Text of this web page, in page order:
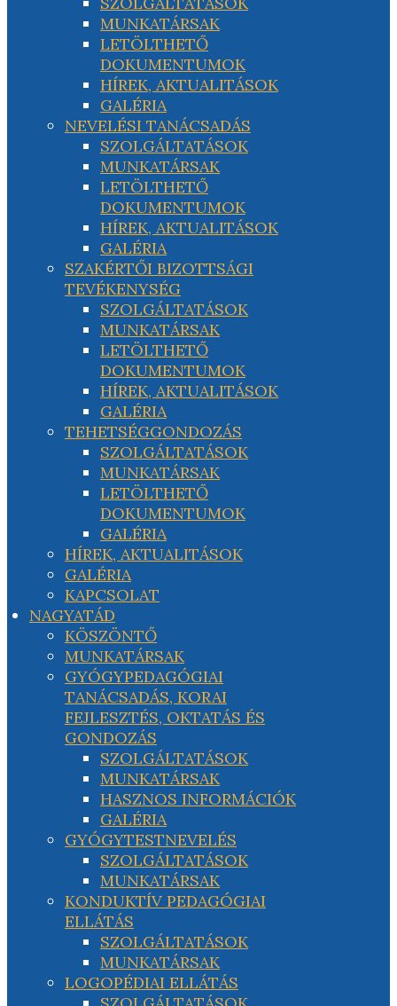
MUNKATÁRSAK
LETÖLTHETŐ
DOKUMENTUMOK
HÍREK, AKTUALITÁSOK
GALÉRIA
NEVELÉSI TANÁCSADÁS
SZOLGÁLTATÁSOK
MUNKATÁRSAK
LETÖLTHETŐ
DOKUMENTUMOK
HÍREK, AKTUALITÁSOK
GALÉRIA
SZAKÉRTŐI BIZOTTSÁGI
TEVÉKENYSÉG
SZOLGÁLTATÁSOK
MUNKATÁRSAK
LETÖLTHETŐ
DOKUMENTUMOK
HÍREK, AKTUALITÁSOK
GALÉRIA
TEHETSÉGGONDOZÁS
SZOLGÁLTATÁSOK
MUNKATÁRSAK
LETÖLTHETŐ
DOKUMENTUMOK
GALÉRIA
HÍREK, AKTUALITÁSOK
GALÉRIA
KAPCSOLAT
NAGYATÁD
KÖSZÖNTŐ
MUNKATÁRSAK
GYÓGYPEDAGÓGIAI
TANÁCSADÁS, KORAI
FEJLESZTÉS, OKTATÁS ÉS
GONDOZÁS
SZOLGÁLTATÁSOK
MUNKATÁRSAK
HASZNOS INFORMÁCIÓK
GALÉRIA
GYÓGYTESTNEVELÉS
SZOLGÁLTATÁSOK
MUNKATÁRSAK
KONDUKTÍV PEDAGÓGIAI
ELLÁTÁS
SZOLGÁLTATÁSOK
MUNKATÁRSAK
LOGOPÉDIAI ELLÁTÁS